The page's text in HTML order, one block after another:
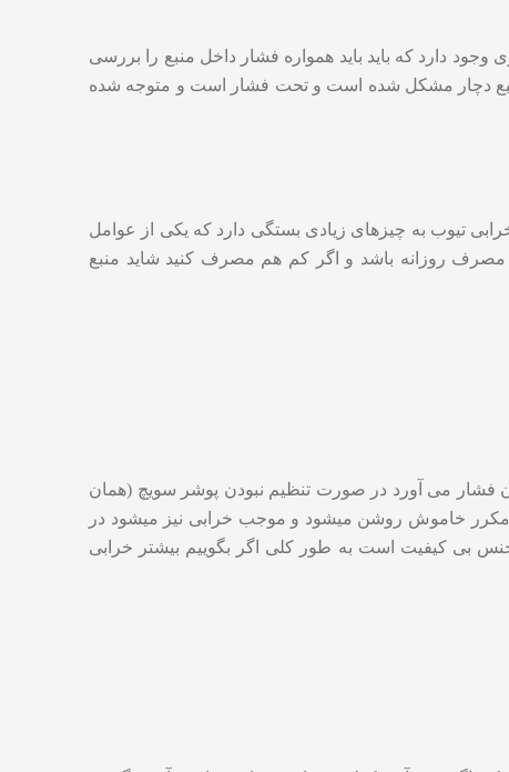
دارد که باید باید همواره فشار داخل منبع را بررسی
شود علت مهم آن این است که منبع دچار مشکل شده است و تحت فشار است و متوجه شده
تیوب به چیزهای زیادی بستگی دارد که یکی از عوامل
روزانه باشد و اگر کم هم مصرف کنید شاید منبع
می آورد در صورت تنظیم نبودن پوشر سویچ (همان
مکرر خاموش روشن میشود و موجب خرابی نیز میشود در
کیفیت است به طور کلی اگر بگوییم بیشتر خرابی